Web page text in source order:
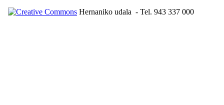
Hernaniko udala - Tel. 943 337 000